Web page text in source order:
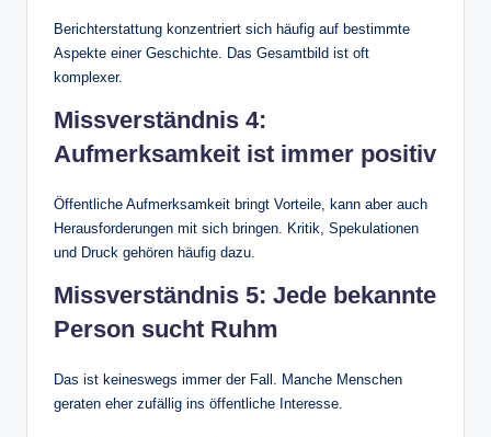
Berichterstattung konzentriert sich häufig auf bestimmte
Aspekte einer Geschichte. Das Gesamtbild ist oft
komplexer.
Missverständnis 4:
Aufmerksamkeit ist immer positiv
Öffentliche Aufmerksamkeit bringt Vorteile, kann aber auch
Herausforderungen mit sich bringen. Kritik, Spekulationen
und Druck gehören häufig dazu.
Missverständnis 5: Jede bekannte
Person sucht Ruhm
Das ist keineswegs immer der Fall. Manche Menschen
geraten eher zufällig ins öffentliche Interesse.